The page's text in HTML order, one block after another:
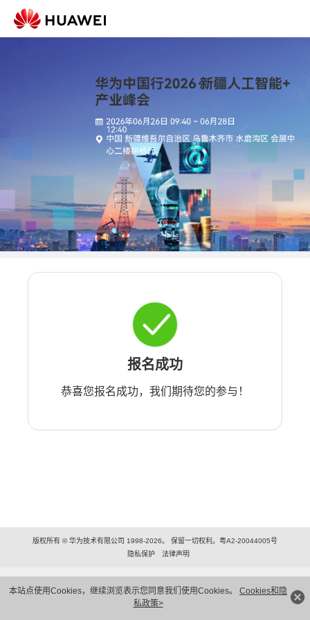
本站点使用Cookies，继续浏览表示您同意我们使用Cookies。 Cookies和隐
私政策>
报名成功
恭喜您报名成功，我们期待您的参与！
版权所有 © 华为技术有限公司 1998-2026。 保留一切权利。粤A2-20044005号
隐私保护
法律声明